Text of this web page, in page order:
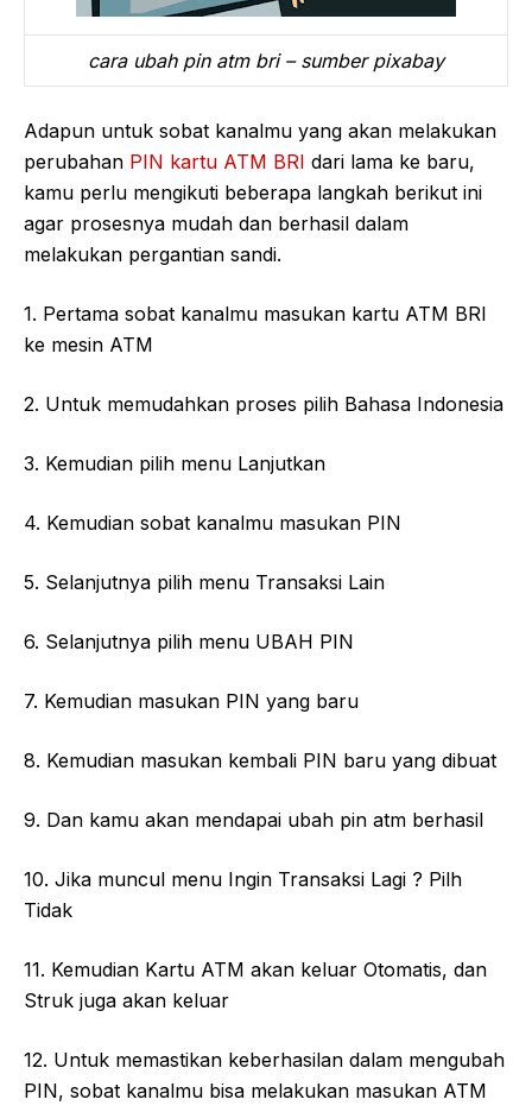
cara ubah pin atm bri – sumber pixabay
Adapun untuk sobat kanalmu yang akan melakukan
perubahan PIN kartu ATM BRI dari lama ke baru,
kamu perlu mengikuti beberapa langkah berikut ini
agar prosesnya mudah dan berhasil dalam
melakukan pergantian sandi.
1. Pertama sobat kanalmu masukan kartu ATM BRI
ke mesin ATM
2. Untuk memudahkan proses pilih Bahasa Indonesia
3. Kemudian pilih menu Lanjutkan
4. Kemudian sobat kanalmu masukan PIN
5. Selanjutnya pilih menu Transaksi Lain
6. Selanjutnya pilih menu UBAH PIN
7. Kemudian masukan PIN yang baru
8. Kemudian masukan kembali PIN baru yang dibuat
9. Dan kamu akan mendapai ubah pin atm berhasil
10. Jika muncul menu Ingin Transaksi Lagi ? Pilh
Tidak
11. Kemudian Kartu ATM akan keluar Otomatis, dan
Struk juga akan keluar
12. Untuk memastikan keberhasilan dalam mengubah
PIN, sobat kanalmu bisa melakukan masukan ATM